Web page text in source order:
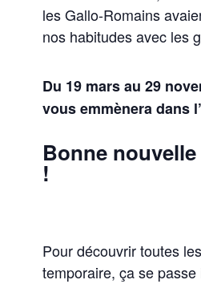
les Gallo-Romains
nos habitudes avec les
Du 19 mars au 29
vous emmènera dans
Bonne nouvelle
!
Pour découvrir toutes
temporaire, ça se passe